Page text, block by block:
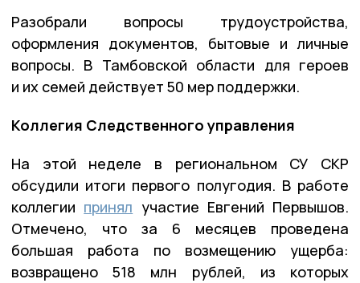
Разобрали вопросы трудоустройства,
оформления документов, бытовые и личные
вопросы. В Тамбовской области для героев
и их семей действует 50 мер поддержки.
Коллегия Следственного управления
На этой неделе в региональном СУ СКР
обсудили итоги первого полугодия. В работе
коллегии принял участие Евгений Первышов.
Отмечено, что за 6 месяцев проведена
большая работа по возмещению ущерба:
возвращено 518 млн рублей, из которых